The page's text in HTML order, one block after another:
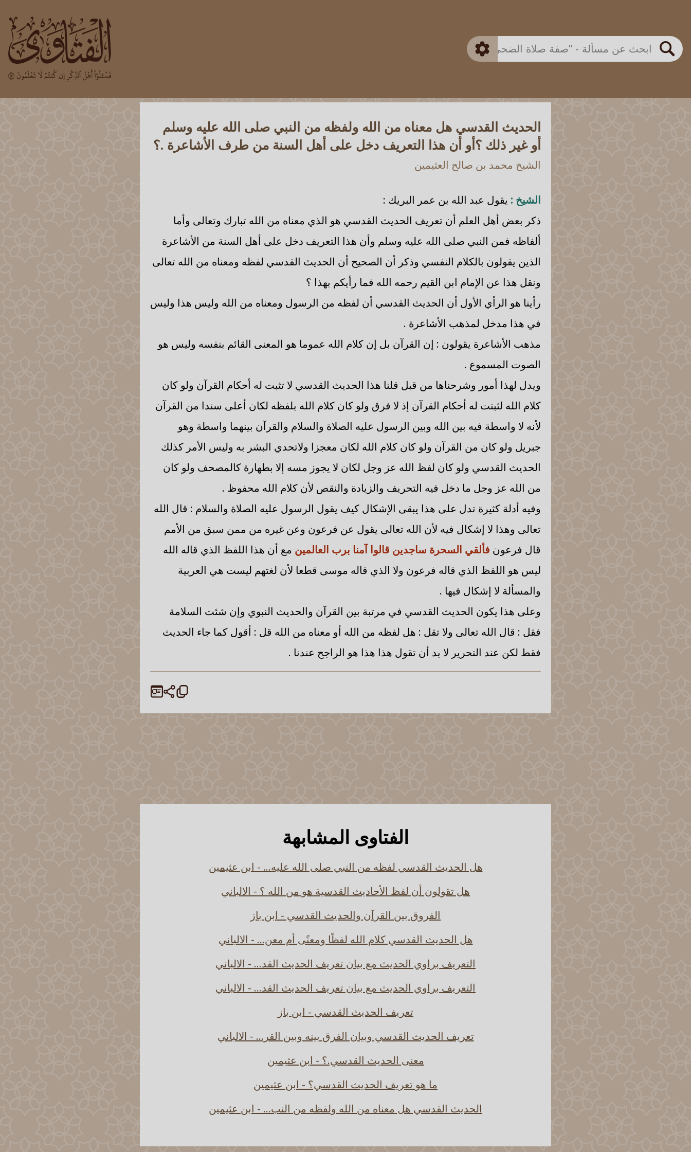
بحث
اللجنة الدائمة
متقدم
الحديث القدسي هل معناه من الله ولفظه من النبي صلى الله عليه وسلم
أو غير ذلك ؟أو أن هذا التعريف دخل على أهل السنة من طرف الأشاعرة .؟
الشيخ محمد بن صالح العثيمين
الشيخ : يقول عبد الله بن عمر البريك :
ذكر بعض أهل العلم أن تعريف الحديث القدسي هو الذي معناه من الله تبارك وتعالى وأما
ألفاظه فمن النبي صلى الله عليه وسلم وأن هذا التعريف دخل على أهل السنة من الأشاعرة
الذين يقولون بالكلام النفسي وذكر أن الصحيح أن الحديث القدسي لفظه ومعناه من الله تعالى
ونقل هذا عن الإمام ابن القيم رحمه الله فما رأيكم بهذا ؟
رأينا هو الرأي الأول أن الحديث القدسي أن لفظه من الرسول ومعناه من الله وليس هذا وليس
في هذا مدخل لمذهب الأشاعرة .
مذهب الأشاعرة يقولون : إن القرآن بل إن كلام الله عموما هو المعنى القائم بنفسه وليس هو
الصوت المسموع .
ويدل لهذا أمور وشرحناها من قبل قلنا هذا الحديث القدسي لا تثبت له أحكام القرآن ولو كان
كلام الله لثبتت له أحكام القرآن إذ لا فرق ولو كان كلام الله بلفظه لكان أعلى سندا من القرآن
لأنه لا واسطة فيه بين الله وبين الرسول عليه الصلاة والسلام والقرآن بينهما واسطة وهو
جبريل ولو كان من القرآن ولو كان كلام الله لكان معجزا ولاتحدي البشر به وليس الأمر كذلك
الحديث القدسي ولو كان لفظ الله عز وجل لكان لا يجوز مسه إلا بطهارة كالمصحف ولو كان
من الله عز وجل ما دخل فيه التحريف والزيادة والنقص لأن كلام الله محفوظ .
وفيه أدلة كثيرة تدل على هذا يبقى الإشكال كيف يقول الرسول عليه الصلاة والسلام : قال الله
تعالى وهذا لا إشكال فيه لأن الله تعالى يقول عن فرعون وعن غيره من ممن سبق من الأمم
قال فرعون فألقي السحرة ساجدين قالوا آمنا برب العالمين مع أن هذا اللفظ الذي قاله الله
ليس هو اللفظ الذي قاله فرعون ولا الذي قاله موسى قطعا لأن لغتهم ليست هي العربية
والمسألة لا إشكال فيها .
وعلى هذا يكون الحديث القدسي في مرتبة بين القرآن والحديث النبوي وإن شئت السلامة
فقل : قال الله تعالى ولا تقل : هل لفظه من الله أو معناه من الله قل : أقول كما جاء الحديث
فقط لكن عند التحرير لا بد أن تقول هذا هذا هو الراجح عندنا .
الفتاوى المشابهة
هل الحديث القدسي لفظه من النبي صلى الله عليه... - ابن عثيمين
هل تقولون أن لفظ الأحاديث القدسية هو من الله ؟ - الالباني
الفروق بين القرآن والحديث القدسي - ابن باز
هل الحديث القدسي كلام الله لفظًا ومعنًى أم معن... - الالباني
التعريف براوي الحديث مع بيان تعريف الحديث القد... - الالباني
التعريف براوي الحديث مع بيان تعريف الحديث القد... - الالباني
تعريف الحديث القدسي - ابن باز
تعريف الحديث القدسي وبيان الفرق بينه وبين القر... - الالباني
معنى الحديث القدسي.؟ - ابن عثيمين
ما هو تعريف الحديث القدسي؟ - ابن عثيمين
الحديث القدسي هل معناه من الله ولفظه من النب... - ابن عثيمين